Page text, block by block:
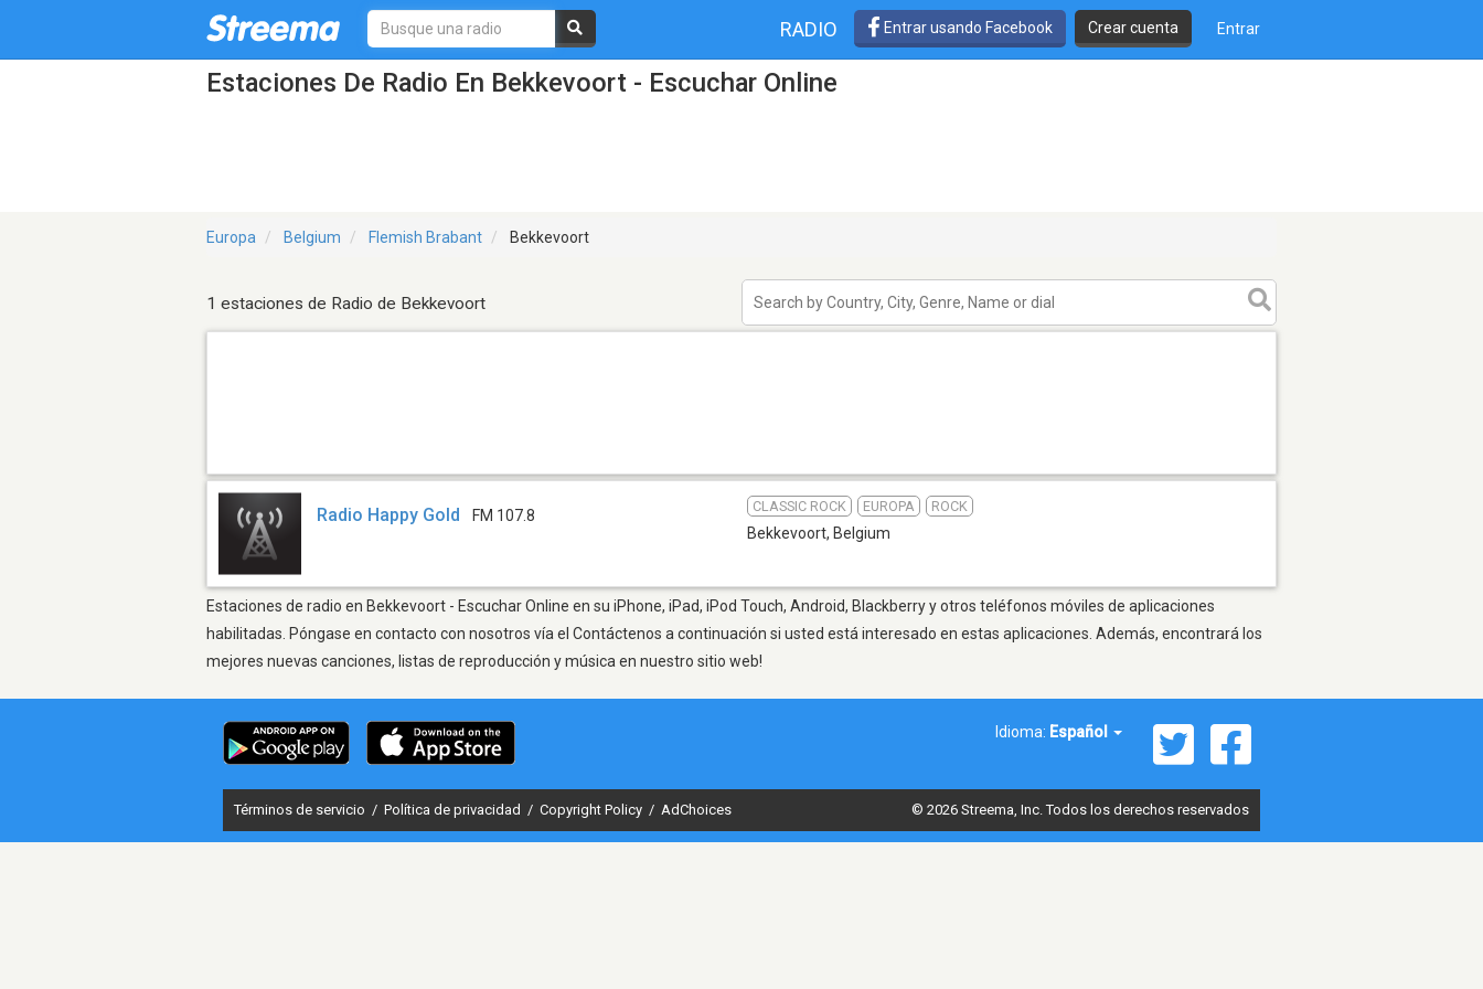
RADIO Entrar usando Facebook Crear cuenta Entrar
Estaciones De Radio En Bekkevoort - Escuchar Online
Europa Belgium Flemish Brabant Bekkevoort
1 estaciones de Radio de Bekkevoort
Radio Happy Gold FM 107.8
CLASSIC ROCK EUROPA ROCK
Bekkevoort, Belgium
Estaciones de radio en Bekkevoort - Escuchar Online en su iPhone, iPad, iPod Touch, Android, Blackberry y otros teléfonos móviles de aplicaciones
habilitadas. Póngase en contacto con nosotros vía el Contáctenos a continuación si usted está interesado en estas aplicaciones. Además, encontrará los
mejores nuevas canciones, listas de reproducción y música en nuestro sitio web!
Idioma: Español
Términos de servicio / Política de privacidad / Copyright Policy / AdChoices © 2026 Streema, Inc. Todos los derechos reservados